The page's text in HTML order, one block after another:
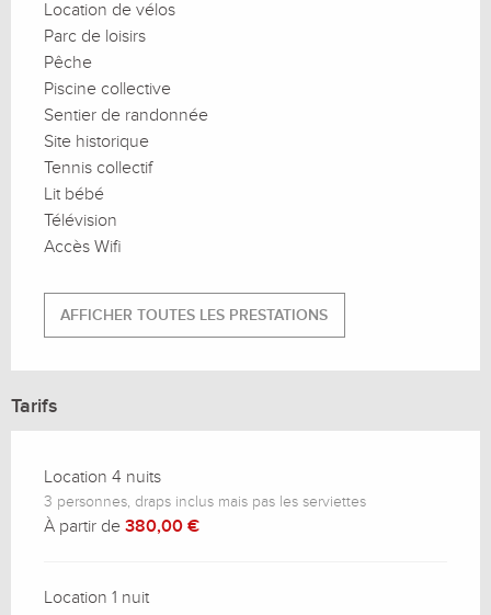
Location de vélos
Parc de loisirs
Pêche
Piscine collective
Sentier de randonnée
Site historique
Tennis collectif
Lit bébé
Télévision
Accès Wifi
AFFICHER TOUTES LES PRESTATIONS
Tarifs
Location 4 nuits
3 personnes, draps inclus mais pas les serviettes
À partir de 380,00 €
Location 1 nuit